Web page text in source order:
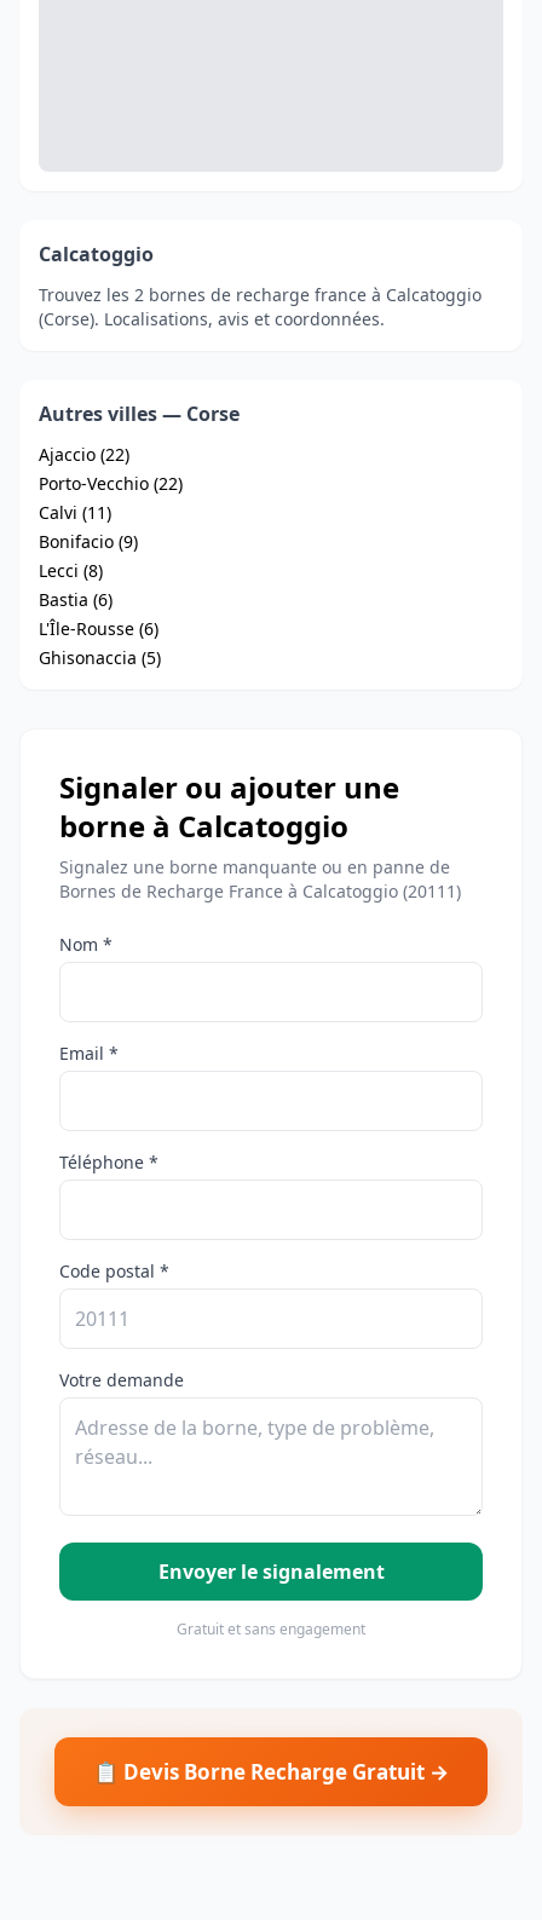
Calcatoggio
Trouvez les 2 bornes de recharge france à Calcatoggio
(Corse). Localisations, avis et coordonnées.
Autres villes — Corse
Ajaccio (22)
Porto-Vecchio (22)
Calvi (11)
Bonifacio (9)
Lecci (8)
Bastia (6)
L'Île-Rousse (6)
Ghisonaccia (5)
Signaler ou ajouter une
borne à Calcatoggio
Signalez une borne manquante ou en panne de
Bornes de Recharge France à Calcatoggio (20111)
Nom *
Email *
Téléphone *
Code postal *
Votre demande
Envoyer le signalement
Gratuit et sans engagement
📋 Devis Borne Recharge Gratuit →